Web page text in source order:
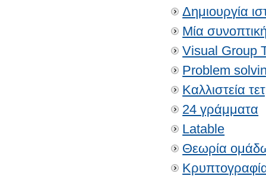
Δημιουργία
Μία
Visual Group
Problem
Καλλιστεία
24 γράμματα
Latable
Θεωρία